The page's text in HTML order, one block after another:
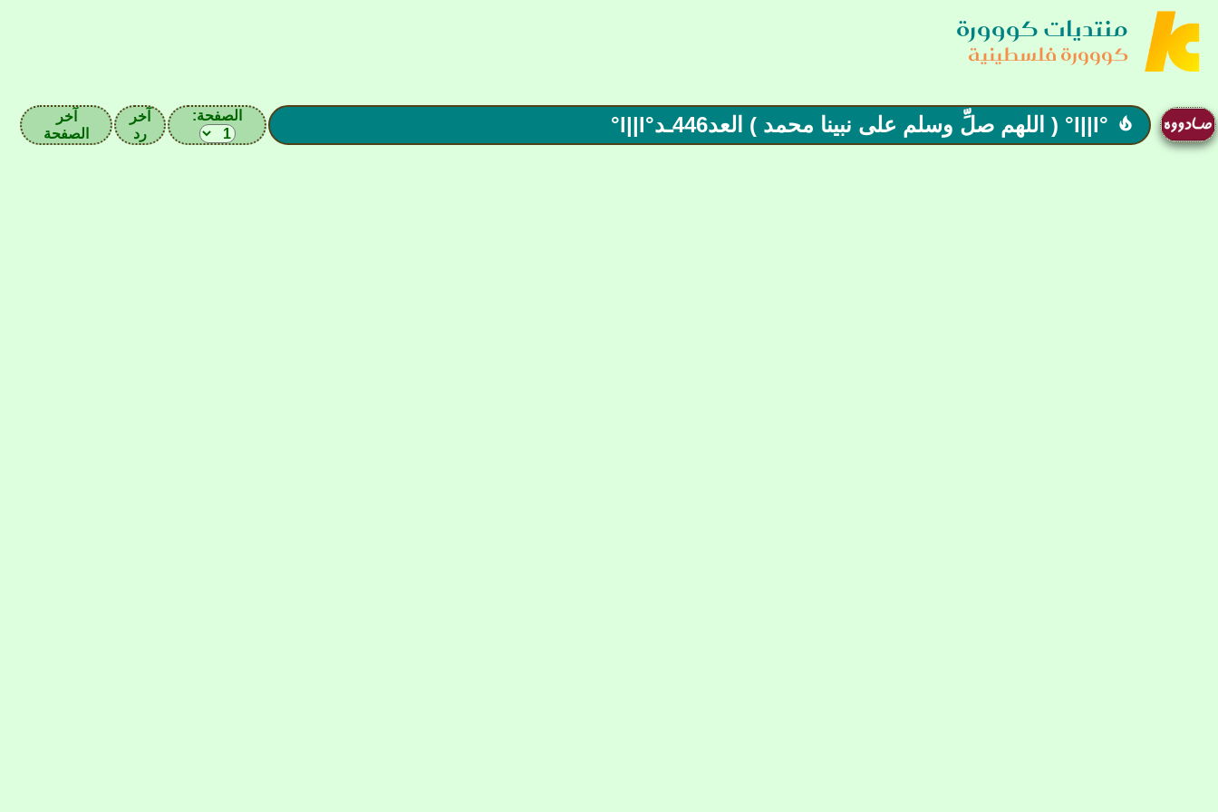
منتديات كووورة
كووورة فلسطينية
 °l||l° ( اللهم صلِّ وسلم على نبينا محمد ) العد446ـد°l||l° الصفحة:
آخر
رد
آخر
الصفحة